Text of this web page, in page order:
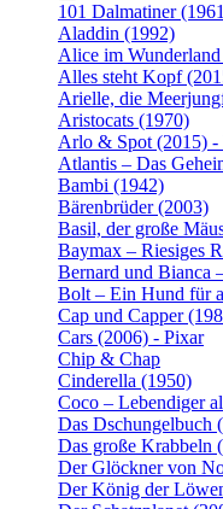
101 Dalmatiner
Aladdin (1992)
Alice im
Alles steht Kopf
Arielle, die
Aristocats (1970)
Arlo & Spot (2015) -
Atlantis – Das
Bambi (1942)
Bärenbrüder (2003)
Basil, der große
Baymax – Riesiges
Bernard und Bianca
Bolt – Ein Hund für
Cap und Capper
Cars (2006) - Pixar
Chip & Chap
Cinderella (1950)
Coco – Lebendiger
Das Dschungelbuch
Das große Krabbeln
Der Glöckner von
Der König der